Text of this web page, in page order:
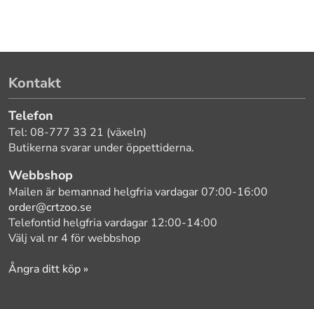
Kontakt
Telefon
Tel: 08-777 33 21 (växeln)
Butikerna svarar under öppettiderna.
Webbshop
Mailen är bemannad helgfria vardagar 07:00-16:00
order@crtzoo.se
Telefontid helgfria vardagar 12:00-14:00
Välj val nr 4 för webbshop
Ångra ditt köp »